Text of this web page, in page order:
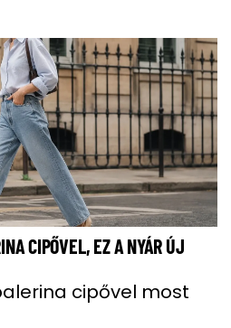
CIPŐVEL, EZ A NYÁR ÚJ
cipővel most